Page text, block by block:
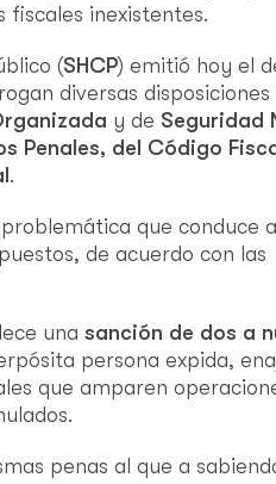
inexistentes.
(SHCP) emitió hoy el
diversas disposiciones
y de Seguridad
Penales, del Código
.
que conduce
de acuerdo con las
una sanción de dos a
persona expida,
que amparen
penas al que a